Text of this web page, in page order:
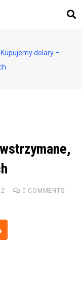
Kupujemy dolary –
0 COMMENTS